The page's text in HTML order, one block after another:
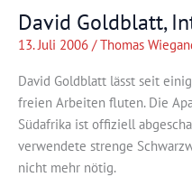
David Goldblatt,
13. Juli 2006 /Thomas
David Goldblatt lässt seit
freien Arbeiten fluten. Die
Südafrika ist offiziell
verwendete strenge
nicht mehr nötig.